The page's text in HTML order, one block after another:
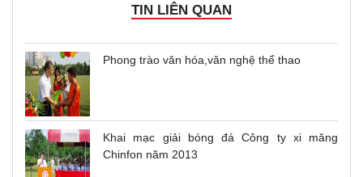
TIN LIÊN QUAN
Phong trào văn hóa,văn nghệ thể thao
Khai mạc giải bóng đá Công ty xi măng
Chinfon năm 2013